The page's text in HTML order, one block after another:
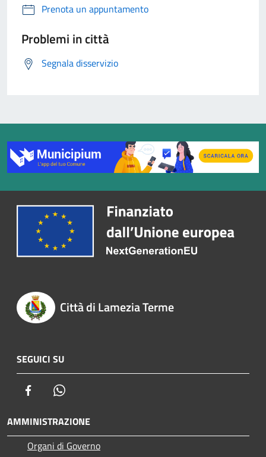
Prenota un appuntamento
Problemi in città
Segnala disservizio
Città di Lamezia Terme
SEGUICI SU
Facebook
AMMINISTRAZIONE
Organi di Governo